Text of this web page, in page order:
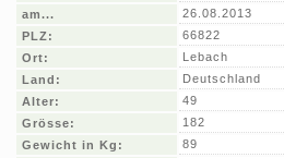
am...
26.08.2013
PLZ:
66822
Ort:
Lebach
Land:
Deutschland
Alter:
49
Grösse:
182
Gewicht in Kg:
89